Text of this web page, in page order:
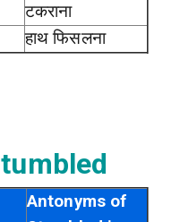
टकराना
हाथ फिसलना
Antonyms of